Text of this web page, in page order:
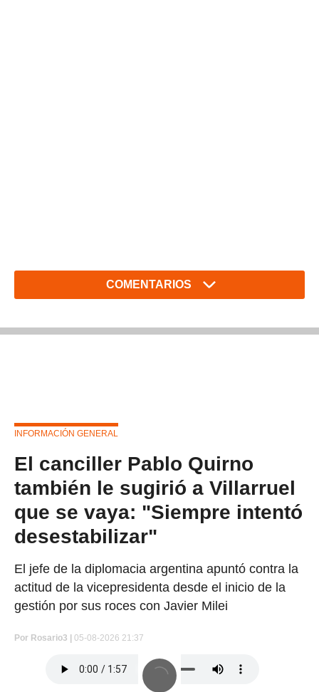
COMENTARIOS